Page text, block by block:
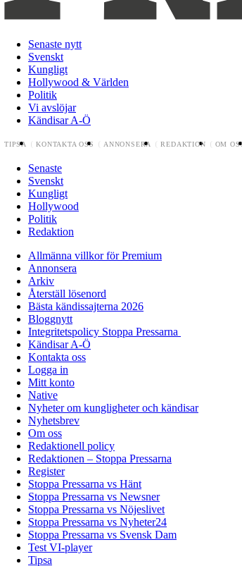
Senaste nytt
Svenskt
Kungligt
Hollywood & Världen
Politik
Vi avslöjar
Kändisar A-Ö
TIPSA KONTAKTA OSS ANNONSERA REDAKTION OM
Senaste
Svenskt
Kungligt
Hollywood
Politik
Redaktion
Allmänna villkor för Premium
Annonsera
Arkiv
Återställ lösenord
Bästa kändissajterna 2026
Bloggnytt
Integritetspolicy Stoppa Pressarna
Kändisar A-Ö
Kontakta oss
Logga in
Mitt konto
Native
Nyheter om kungligheter och kändisar
Nyhetsbrev
Om oss
Redaktionell policy
Redaktionen – Stoppa Pressarna
Register
Stoppa Pressarna vs Hänt
Stoppa Pressarna vs Newsner
Stoppa Pressarna vs Nöjeslivet
Stoppa Pressarna vs Nyheter24
Stoppa Pressarna vs Svensk Dam
Test VI-player
Tipsa